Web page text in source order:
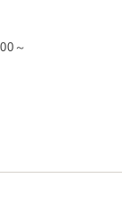
～